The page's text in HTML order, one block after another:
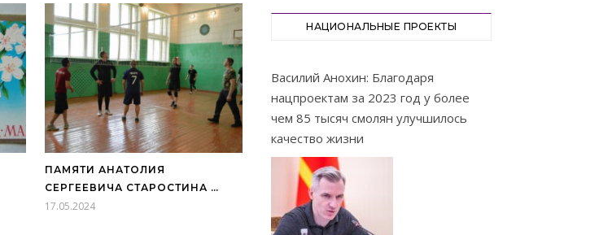
ПАМЯТИ АНАТОЛИЯ
СЕРГЕЕВИЧА СТАРОСТИНА …
17.05.2024
НАЦИОНАЛЬНЫЕ ПРОЕКТЫ
Василий Анохин: Благодаря
нацпроектам за 2023 год у более
чем 85 тысяч смолян улучшилось
качество жизни